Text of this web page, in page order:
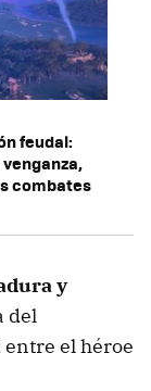
feudal:
combates
y
del
el héroe